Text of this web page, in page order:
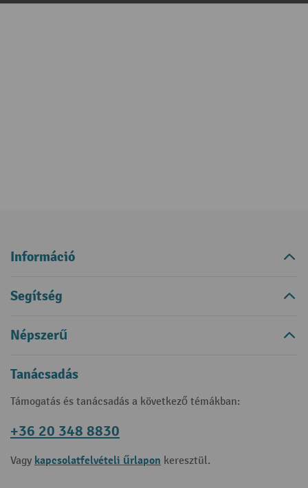
Információ
Segítség
Népszerű
Tanácsadás
Támogatás és tanácsadás a következő témákban:
+36 20 348 8830
Vagy kapcsolatfelvételi űrlapon keresztül.